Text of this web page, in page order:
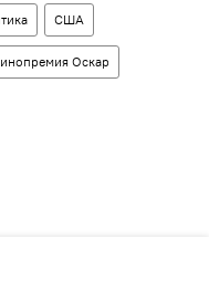
США
Оскар